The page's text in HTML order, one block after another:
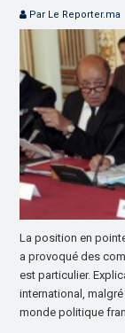
Par Le Reporter.ma
La position en
a provoqué des
est particulier.
international,
monde politique